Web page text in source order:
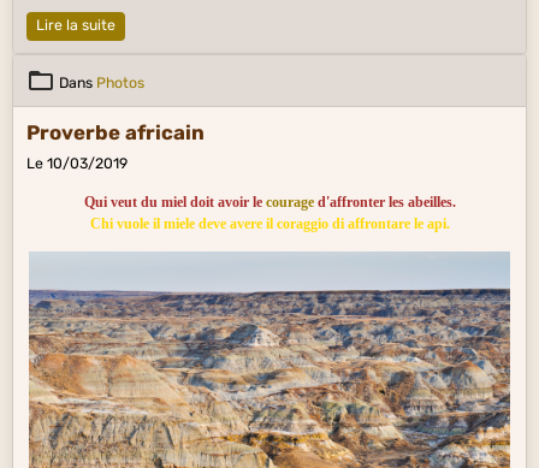
Lire la suite
Dans Photos
Proverbe africain
Le 10/03/2019
Qui veut du miel doit avoir le couraged'affronter les abeilles.
Chi vuole il miele deve avere il coraggio di affrontare le api.